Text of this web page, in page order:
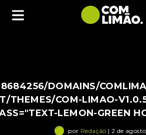
DOMAINS/
THEMES/COM-LIMAO-
LEMON-GREEN
por Redação | 2 de agosto